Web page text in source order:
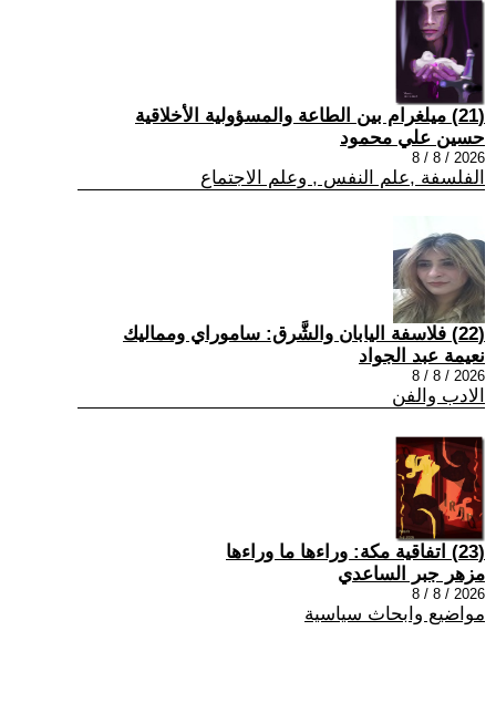
(21) ميلغرام بين الطاعة والمسؤولية الأخلاقية
حسين علي محمود
2026 / 8 / 8
الفلسفة ,علم النفس , وعلم الاجتماع
(22) فلاسفة اليابان والشَّرق: ساموراي ومماليك
نعيمة عبد الجواد
2026 / 8 / 8
الادب والفن
(23) اتفاقية مكة: وراءها ما وراءها
مزهر جبر الساعدي
2026 / 8 / 8
مواضيع وابحاث سياسية